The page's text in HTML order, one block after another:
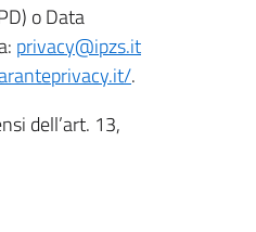
o Data
privacy@ipzs.it
.
dell’art. 13,